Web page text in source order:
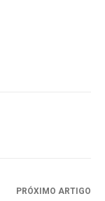
PRÓXIMO ARTIGO